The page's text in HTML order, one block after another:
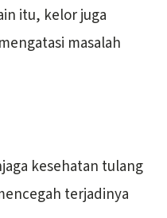
itu, kelor juga
masalah
kesehatan tulang
terjadinya